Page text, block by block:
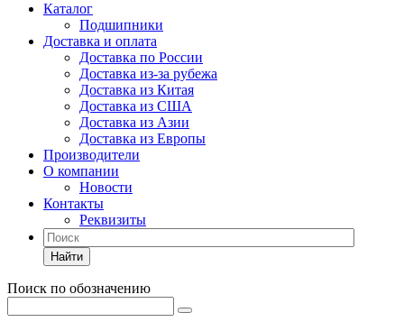
Каталог
Подшипники
Доставка и оплата
Доставка по России
Доставка из-за рубежа
Доставка из Китая
Доставка из США
Доставка из Азии
Доставка из Европы
Производители
О компании
Новости
Контакты
Реквизиты
Найти
Поиск по обозначению